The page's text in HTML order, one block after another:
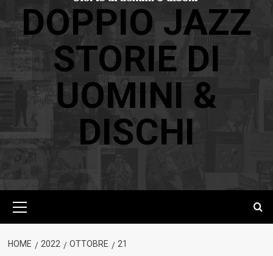
DOPPIO JAZZ
STORIE DI
UOMINI &
DISCHI
principale
HOME 2022 OTTOBRE 21